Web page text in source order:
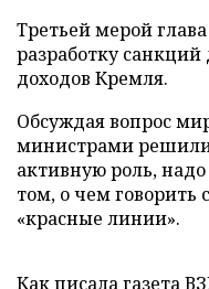
Третьей мерой
разработку
доходов Кремля.
Обсуждая вопрос
министрами
активную роль,
том, о чем говорить
«красные линии».
Как писала газета